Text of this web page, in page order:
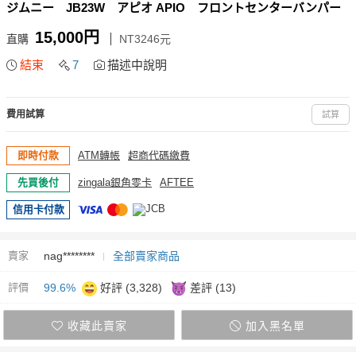
ジムニー JB23W アピオ APIO フロントセンターバンパー
直購 15,000円 NT3246元
結束 7 描述中說明
費用試算 試算
即時付款 ATM轉帳 超商代碼繳費
先買後付 zingala銀角零卡 AFTEE
信用卡付款
賣家 nag******** 全部賣家商品
評價 99.6% 好評 (3,328) 差評 (13)
收藏此賣家 加入黑名單